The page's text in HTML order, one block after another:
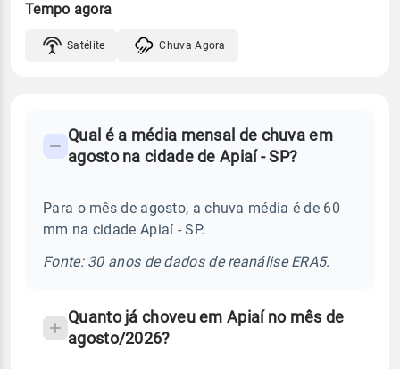
Tempo agora
Satélite Chuva Agora
Perguntas
sobre
chuva
Qual é a média mensal de chuva em
agosto na cidade de Apiaí - SP?
Para o mês de agosto, a chuva média é de 60
mm na cidade Apiaí - SP.
Fonte: 30 anos de dados de reanálise ERA5.
Quanto já choveu em Apiaí no mês de
agosto/2026?